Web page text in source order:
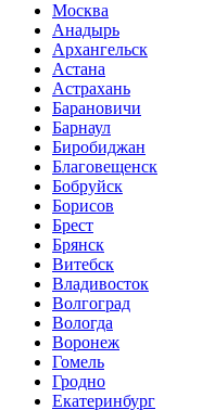
Москва
Анадырь
Архангельск
Астана
Астрахань
Барановичи
Барнаул
Биробиджан
Благовещенск
Бобруйск
Борисов
Брест
Брянск
Витебск
Владивосток
Волгоград
Вологда
Воронеж
Гомель
Гродно
Екатеринбург